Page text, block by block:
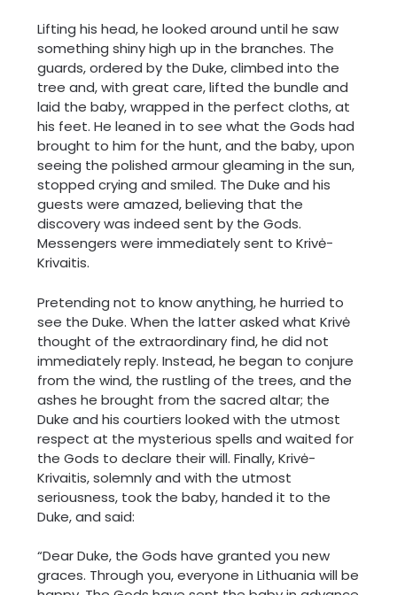
Lifting his head, he looked around until he saw
something shiny high up in the branches. The
guards, ordered by the Duke, climbed into the
tree and, with great care, lifted the bundle and
laid the baby, wrapped in the perfect cloths, at
his feet. He leaned in to see what the Gods had
brought to him for the hunt, and the baby, upon
seeing the polished armour gleaming in the sun,
stopped crying and smiled. The Duke and his
guests were amazed, believing that the
discovery was indeed sent by the Gods.
Messengers were immediately sent to Krivė-
Krivaitis.
Pretending not to know anything, he hurried to
see the Duke. When the latter asked what Krivė
thought of the extraordinary find, he did not
immediately reply. Instead, he began to conjure
from the wind, the rustling of the trees, and the
ashes he brought from the sacred altar; the
Duke and his courtiers looked with the utmost
respect at the mysterious spells and waited for
the Gods to declare their will. Finally, Krivė-
Krivaitis, solemnly and with the utmost
seriousness, took the baby, handed it to the
Duke, and said:
“Dear Duke, the Gods have granted you new
graces. Through you, everyone in Lithuania will be